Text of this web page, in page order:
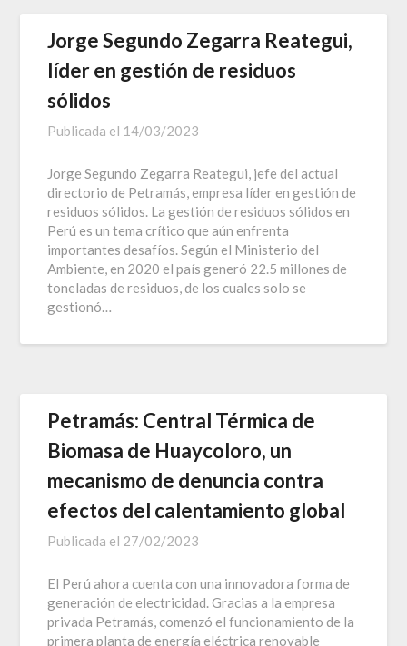
Jorge Segundo Zegarra Reategui,
líder en gestión de residuos
sólidos
Publicada el 14/03/2023
Jorge Segundo Zegarra Reategui, jefe del actual
directorio de Petramás, empresa líder en gestión de
residuos sólidos. La gestión de residuos sólidos en
Perú es un tema crítico que aún enfrenta
importantes desafíos. Según el Ministerio del
Ambiente, en 2020 el país generó 22.5 millones de
toneladas de residuos, de los cuales solo se
gestionó…
Petramás: Central Térmica de
Biomasa de Huaycoloro, un
mecanismo de denuncia contra
efectos del calentamiento global
Publicada el 27/02/2023
El Perú ahora cuenta con una innovadora forma de
generación de electricidad. Gracias a la empresa
privada Petramás, comenzó el funcionamiento de la
primera planta de energía eléctrica renovable